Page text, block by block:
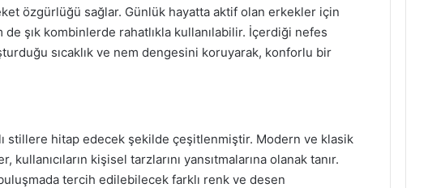
özgürlüğü sağlar. Günlük hayatta aktif olan erkekler için
şık kombinlerde rahatlıkla kullanılabilir. İçerdiği nefes
sıcaklık ve nem dengesini koruyarak, konforlu bir
stillere hitap edecek şekilde çeşitlenmiştir. Modern ve klasik
kişisel tarzlarını yansıtmalarına olanak tanır.
tercih edilebilecek farklı renk ve desen